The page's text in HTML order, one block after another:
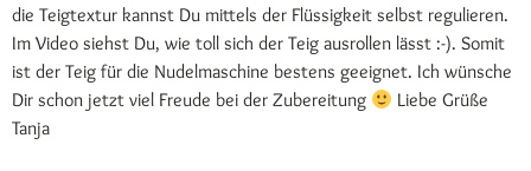
die Teigtextur kannst Du mittels der Flüssigkeit selbst regulieren.
Im Video siehst Du, wie toll sich der Teig ausrollen lässt :-). Somit
ist der Teig für die Nudelmaschine bestens geeignet. Ich wünsche
Dir schon jetzt viel Freude bei der Zubereitung
Liebe Grüße
Tanja